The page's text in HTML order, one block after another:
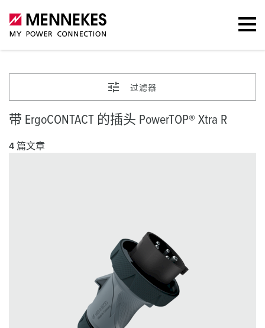
过滤器
带 ErgoCONTACT 的插头 PowerTOP® Xtra R
4 篇文章